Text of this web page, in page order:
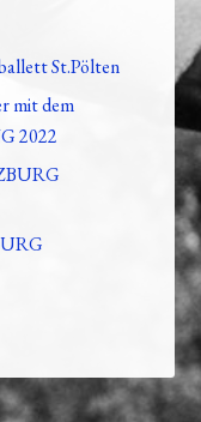
St.Pölten
mit dem
2022